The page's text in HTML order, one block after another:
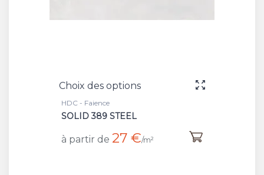
Choix des options
HDC - Faience
SOLID 389 STEEL
à partir de 27 €/m²